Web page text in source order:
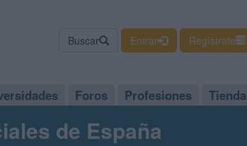
Buscar Entrar Regístrate
Foros Profesiones Tienda
de España